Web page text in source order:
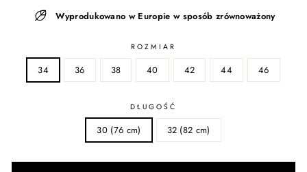
Wyprodukowano w Europie w sposób zrównoważony
ROZMIAR
34 36 38 40 42 44 46
DŁUGOŚĆ
30 (76 cm) 32 (82 cm)